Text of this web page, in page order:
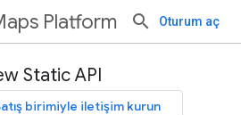
Platform Oturum aç
Static API
birimiyle iletişim kurun